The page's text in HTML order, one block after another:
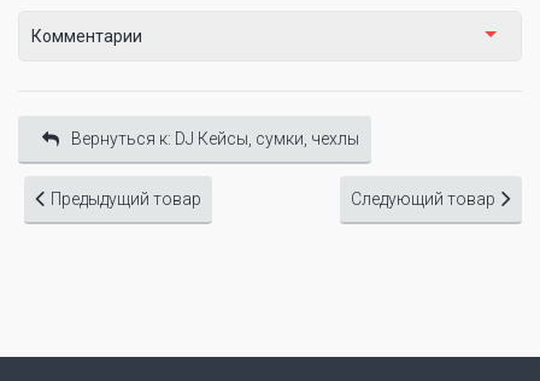
Комментарии
Вернуться к: DJ Кейсы, сумки, чехлы
Предыдущий товар Следующий товар